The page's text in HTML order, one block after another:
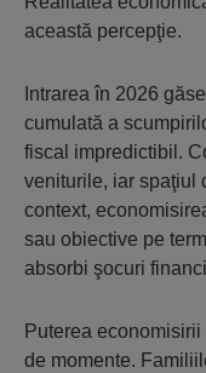
această percepţie.
Intrarea în 2026
cumulată a
fiscal impredictibil.
veniturile, iar spaţiul
context,
sau obiective pe
absorbi şocuri
Puterea
de momente.